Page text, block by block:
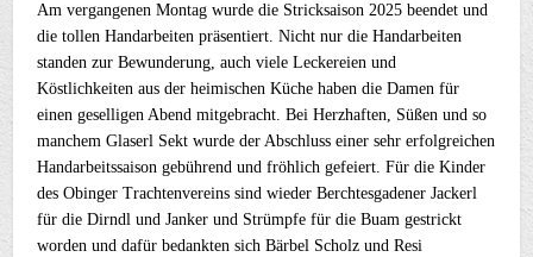
Am vergangenen Montag wurde die Stricksaison 2025 beendet und
die tollen Handarbeiten präsentiert. Nicht nur die Handarbeiten
standen zur Bewunderung, auch viele Leckereien und
Köstlichkeiten aus der heimischen Küche haben die Damen für
einen geselligen Abend mitgebracht. Bei Herzhaften, Süßen und so
manchem Glaserl Sekt wurde der Abschluss einer sehr erfolgreichen
Handarbeitssaison gebührend und fröhlich gefeiert. Für die Kinder
des Obinger Trachtenvereins sind wieder Berchtesgadener Jackerl
für die Dirndl und Janker und Strümpfe für die Buam gestrickt
worden und dafür bedankten sich Bärbel Scholz und Resi